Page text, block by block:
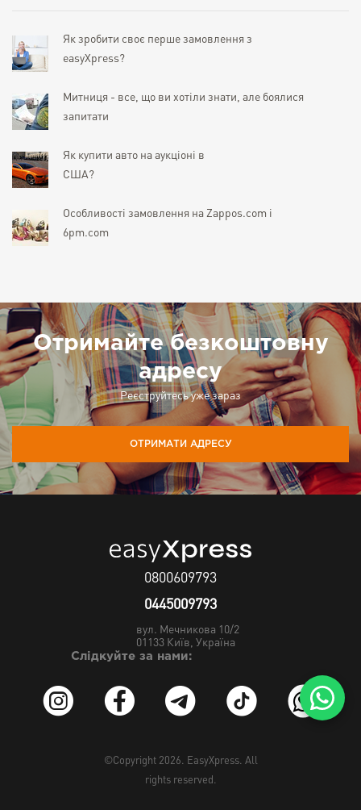
Як зробити своє перше замовлення з
easyXpress?
Митниця - все, що ви хотіли знати, але боялися
запитати
Як купити авто на аукціоні в
США?
Особливості замовлення на Zappos.com і
6pm.com
Отримайте безкоштовну
адресу
Реєструйтесь уже зараз
ОТРИМАТИ АДРЕСУ
0800609793
0445009793
вул. Мечникова 10/2
01133 Київ, Україна
Слідкуйте за нами:
©Copyright 2026. EasyXpress. All
rights reserved.